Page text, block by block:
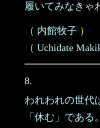
履いてみなきゃ
（ 内館牧子 ）
（ Uchidate
8.
われわれの世代
「休む」である。